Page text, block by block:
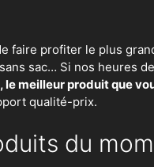
faire profiter le plus
sac… Si nos heures
meilleur produit que
qualité-prix.
du